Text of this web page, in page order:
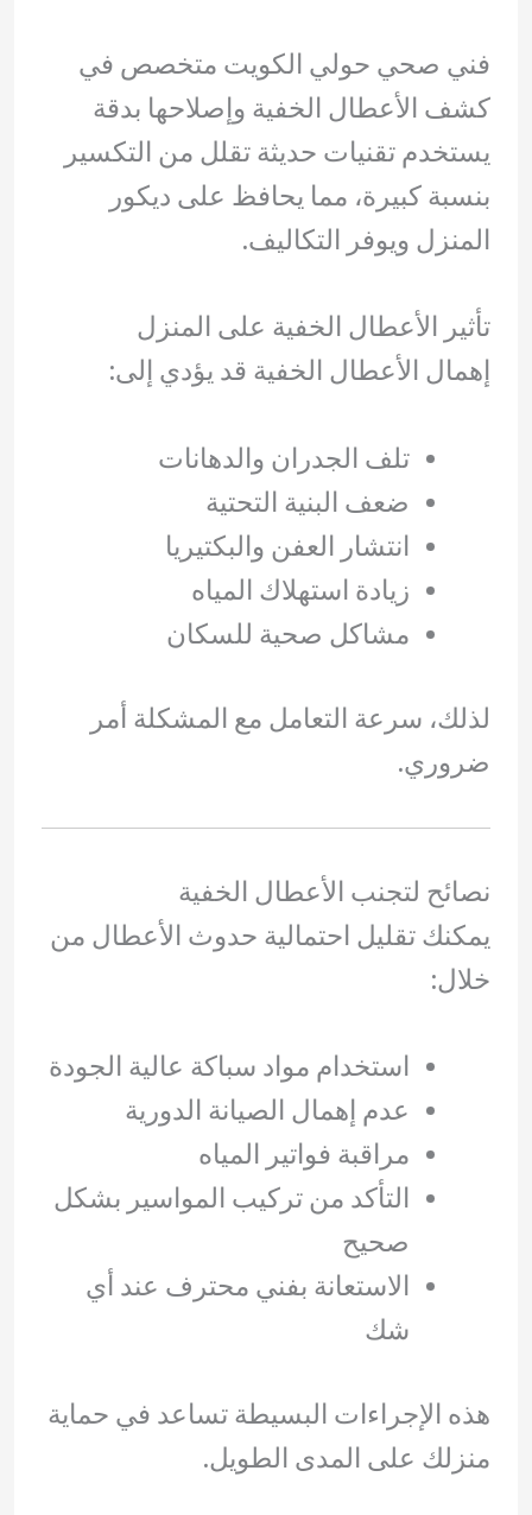
فني صحي حولي الكويت متخصص في
كشف الأعطال الخفية وإصلاحها بدقة
يستخدم تقنيات حديثة تقلل من التكسير
بنسبة كبيرة، مما يحافظ على ديكور
المنزل ويوفر التكاليف.
تأثير الأعطال الخفية على المنزل
إهمال الأعطال الخفية قد يؤدي إلى:
تلف الجدران والدهانات
ضعف البنية التحتية
انتشار العفن والبكتيريا
زيادة استهلاك المياه
مشاكل صحية للسكان
لذلك، سرعة التعامل مع المشكلة أمر
ضروري.
نصائح لتجنب الأعطال الخفية
يمكنك تقليل احتمالية حدوث الأعطال من
خلال:
استخدام مواد سباكة عالية الجودة
عدم إهمال الصيانة الدورية
مراقبة فواتير المياه
التأكد من تركيب المواسير بشكل
صحيح
الاستعانة بفني محترف عند أي
شك
هذه الإجراءات البسيطة تساعد في حماية
منزلك على المدى الطويل.